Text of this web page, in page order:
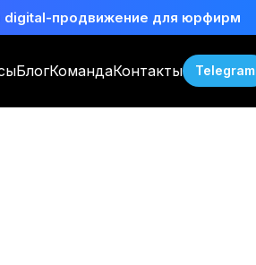
digital-продвижение для юрфирм
БлогКомандаКонтакты Telegram